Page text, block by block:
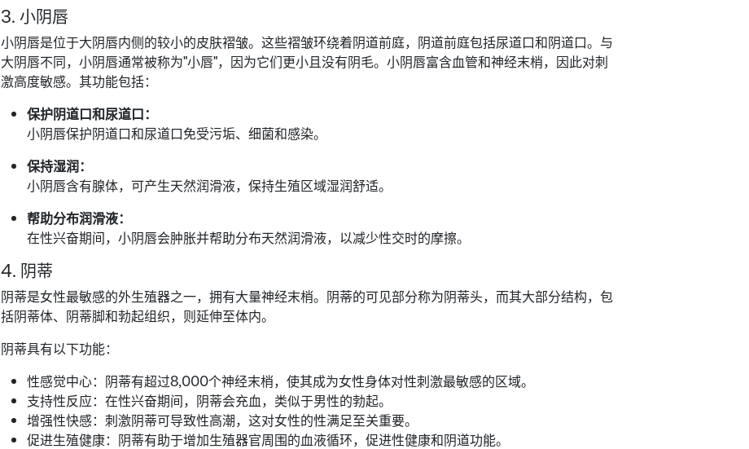
3. 小阴唇
小阴唇是位于大阴唇内侧的较小的皮肤褶皱。这些褶皱环绕着阴道前庭，阴道前庭包括尿道口和阴道口。与
大阴唇不同，小阴唇通常被称为"小唇"，因为它们更小且没有阴毛。小阴唇富含血管和神经末梢，因此对刺
激高度敏感。其功能包括：
保护阴道口和尿道口：
小阴唇保护阴道口和尿道口免受污垢、细菌和感染。
保持湿润：
小阴唇含有腺体，可产生天然润滑液，保持生殖区域湿润舒适。
帮助分布润滑液：
在性兴奋期间，小阴唇会肿胀并帮助分布天然润滑液，以减少性交时的摩擦。
4. 阴蒂
阴蒂是女性最敏感的外生殖器之一，拥有大量神经末梢。阴蒂的可见部分称为阴蒂头，而其大部分结构，包
括阴蒂体、阴蒂脚和勃起组织，则延伸至体内。
阴蒂具有以下功能：
性感觉中心：阴蒂有超过8,000个神经末梢，使其成为女性身体对性刺激最敏感的区域。
支持性反应：在性兴奋期间，阴蒂会充血，类似于男性的勃起。
增强性快感：刺激阴蒂可导致性高潮，这对女性的性满足至关重要。
促进生殖健康：阴蒂有助于增加生殖器官周围的血液循环，促进性健康和阴道功能。